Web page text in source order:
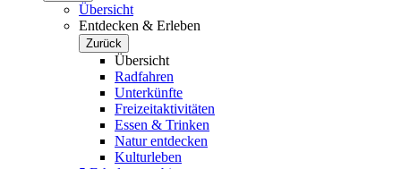
Übersicht
Entdecken & Erleben
Zurück
Übersicht
Radfahren
Unterkünfte
Freizeitaktivitäten
Essen & Trinken
Natur entdecken
Kulturleben